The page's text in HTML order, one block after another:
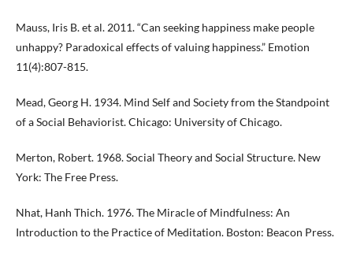
Mauss, Iris B. et al. 2011. “Can seeking happiness make people
unhappy? Paradoxical effects of valuing happiness.” Emotion
11(4):807-815.
Mead, Georg H. 1934. Mind Self and Society from the Standpoint
of a Social Behaviorist. Chicago: University of Chicago.
Merton, Robert. 1968. Social Theory and Social Structure. New
York: The Free Press.
Nhat, Hanh Thich. 1976. The Miracle of Mindfulness: An
Introduction to the Practice of Meditation. Boston: Beacon Press.